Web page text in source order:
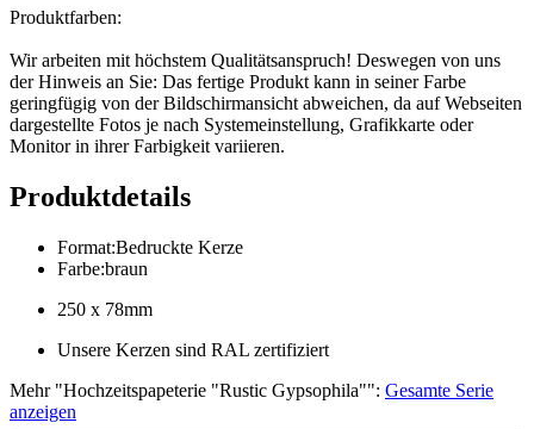
Produktfarben:
Wir arbeiten mit höchstem Qualitätsanspruch! Deswegen von uns
der Hinweis an Sie: Das fertige Produkt kann in seiner Farbe
geringfügig von der Bildschirmansicht abweichen, da auf Webseiten
dargestellte Fotos je nach Systemeinstellung, Grafikkarte oder
Monitor in ihrer Farbigkeit variieren.
Produktdetails
Format:Bedruckte Kerze
Farbe:braun
250 x 78mm
Unsere Kerzen sind RAL zertifiziert
Mehr"Hochzeitspapeterie "Rustic Gypsophila"": Gesamte Serie
anzeigen